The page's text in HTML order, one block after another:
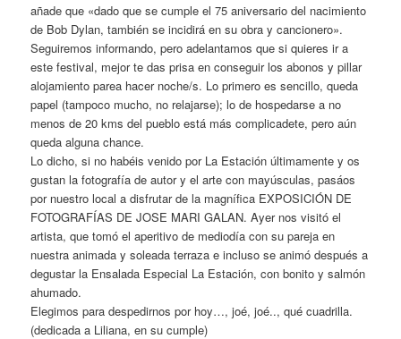
añade que «dado que se cumple el 75 aniversario del nacimiento
de Bob Dylan, también se incidirá en su obra y cancionero».
Seguiremos informando, pero adelantamos que si quieres ir a
este festival, mejor te das prisa en conseguir los abonos y pillar
alojamiento parea hacer noche/s. Lo primero es sencillo, queda
papel (tampoco mucho, no relajarse); lo de hospedarse a no
menos de 20 kms del pueblo está más complicadete, pero aún
queda alguna chance.
Lo dicho, si no habéis venido por La Estación últimamente y os
gustan la fotografía de autor y el arte con mayúsculas, pasáos
por nuestro local a disfrutar de la magnífica EXPOSICIÓN DE
FOTOGRAFÍAS DE JOSE MARI GALAN. Ayer nos visitó el
artista, que tomó el aperitivo de mediodía con su pareja en
nuestra animada y soleada terraza e incluso se animó después a
degustar la Ensalada Especial La Estación, con bonito y salmón
ahumado.
Elegimos para despedirnos por hoy…, joé, joé.., qué cuadrilla.
(dedicada a Liliana, en su cumple)